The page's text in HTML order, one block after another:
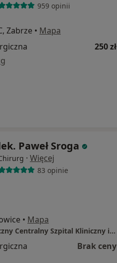
959 opinii
Zabrze • Mapa
250 zł
Paweł Sroga
· Więcej
83 opinie
• Mapa
Samodzielny Publiczny Centralny Szpital Kliniczny im. prof. Kornela Gibińskiego Śląskiego Uniwersytetu Medycznego w Katowicach
Brak ceny